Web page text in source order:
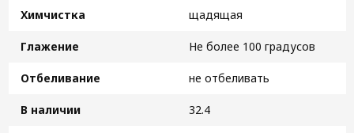
Химчистка щадящая
Глажение Не более 100 градусов
Отбеливание не отбеливать
В наличии 32.4